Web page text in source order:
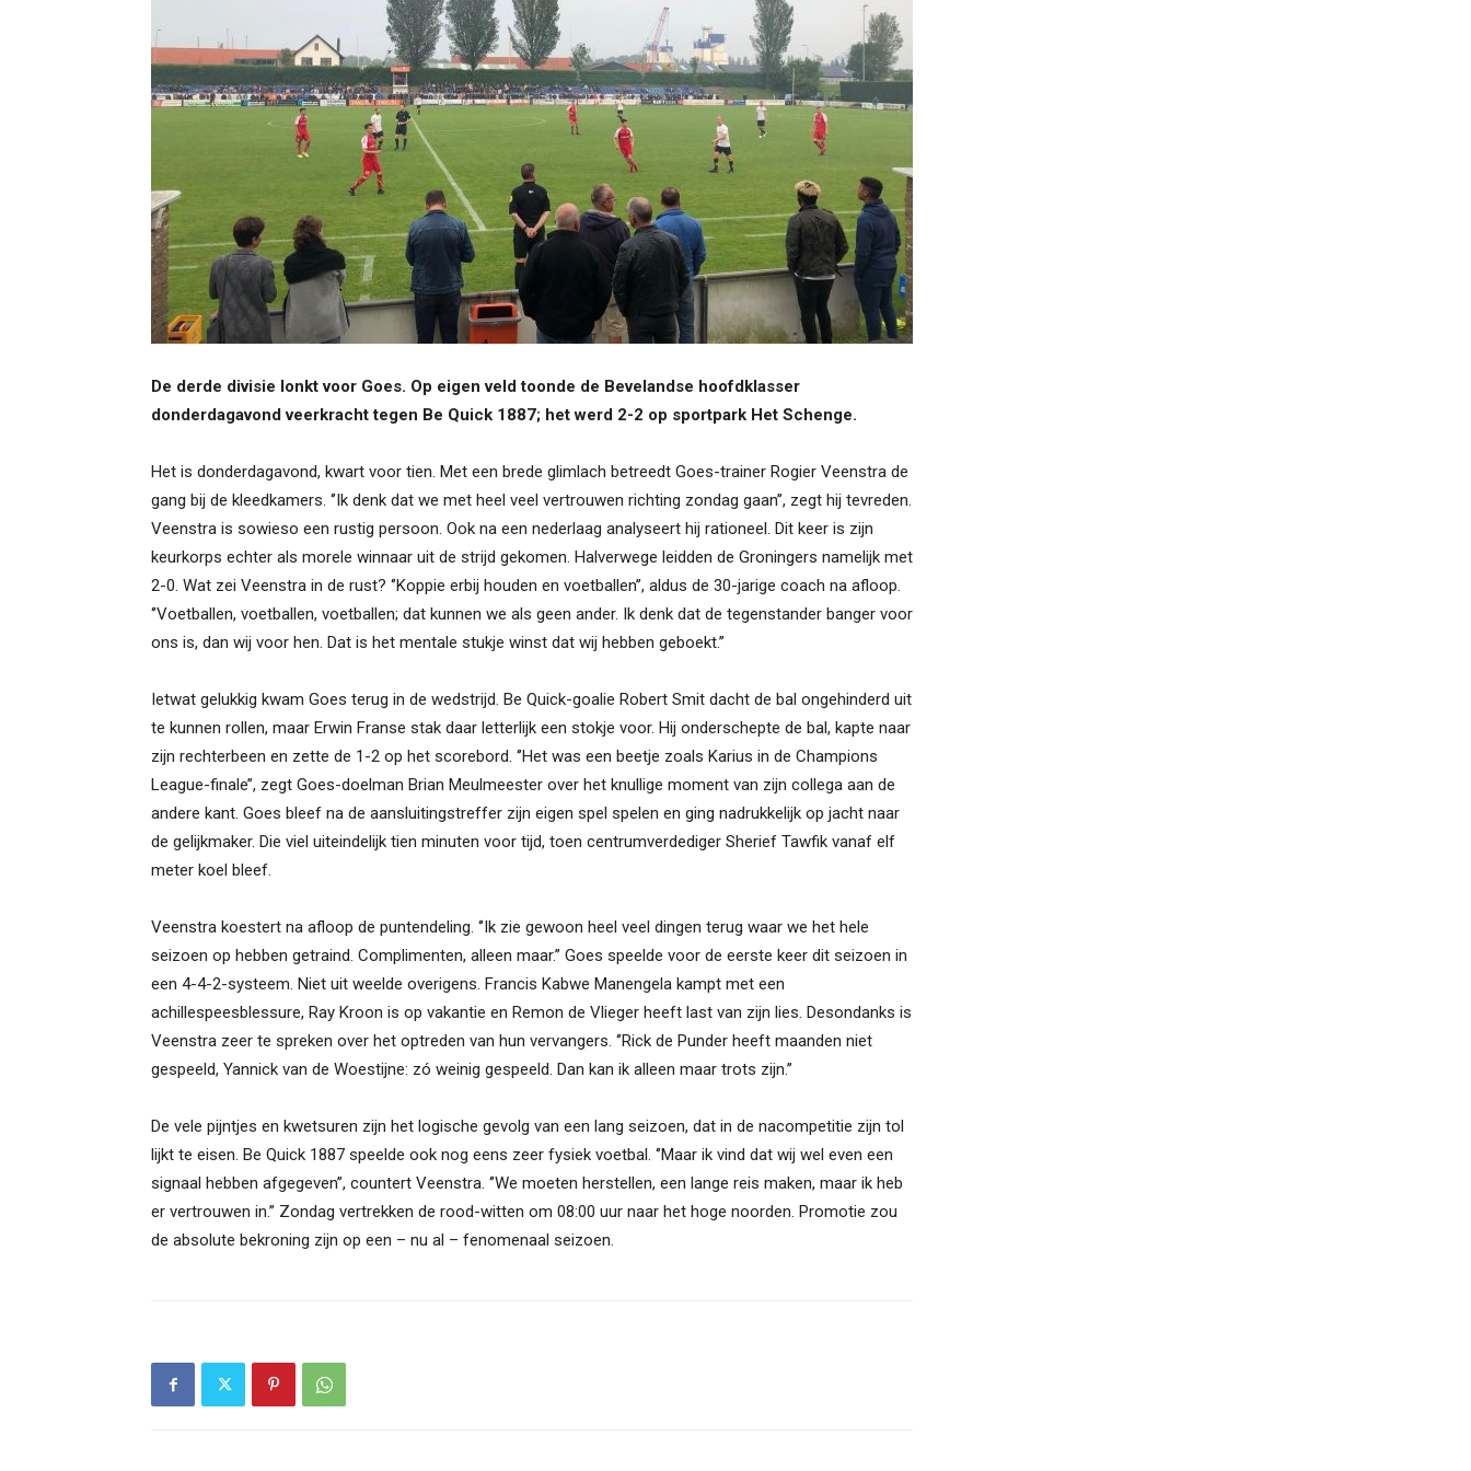
De derde divisie lonkt voor Goes. Op eigen veld toonde de Bevelandse hoofdklasser
donderdagavond veerkracht tegen Be Quick 1887; het werd 2-2 op sportpark Het Schenge.
Het is donderdagavond, kwart voor tien. Met een brede glimlach betreedt Goes-trainer Rogier Veenstra de
gang bij de kleedkamers. ‘’Ik denk dat we met heel veel vertrouwen richting zondag gaan’’, zegt hij tevreden.
Veenstra is sowieso een rustig persoon. Ook na een nederlaag analyseert hij rationeel. Dit keer is zijn
keurkorps echter als morele winnaar uit de strijd gekomen. Halverwege leidden de Groningers namelijk met
2-0. Wat zei Veenstra in de rust? ‘’Koppie erbij houden en voetballen’’, aldus de 30-jarige coach na afloop.
‘’Voetballen, voetballen, voetballen; dat kunnen we als geen ander. Ik denk dat de tegenstander banger voor
ons is, dan wij voor hen. Dat is het mentale stukje winst dat wij hebben geboekt.’’
Ietwat gelukkig kwam Goes terug in de wedstrijd. Be Quick-goalie Robert Smit dacht de bal ongehinderd uit
te kunnen rollen, maar Erwin Franse stak daar letterlijk een stokje voor. Hij onderschepte de bal, kapte naar
zijn rechterbeen en zette de 1-2 op het scorebord. ‘’Het was een beetje zoals Karius in de Champions
League-finale’’, zegt Goes-doelman Brian Meulmeester over het knullige moment van zijn collega aan de
andere kant. Goes bleef na de aansluitingstreffer zijn eigen spel spelen en ging nadrukkelijk op jacht naar
de gelijkmaker. Die viel uiteindelijk tien minuten voor tijd, toen centrumverdediger Sherief Tawfik vanaf elf
meter koel bleef.
Veenstra koestert na afloop de puntendeling. ‘’Ik zie gewoon heel veel dingen terug waar we het hele
seizoen op hebben getraind. Complimenten, alleen maar.’’ Goes speelde voor de eerste keer dit seizoen in
een 4-4-2-systeem. Niet uit weelde overigens. Francis Kabwe Manengela kampt met een
achillespeesblessure, Ray Kroon is op vakantie en Remon de Vlieger heeft last van zijn lies. Desondanks is
Veenstra zeer te spreken over het optreden van hun vervangers. ‘’Rick de Punder heeft maanden niet
gespeeld, Yannick van de Woestijne: zó weinig gespeeld. Dan kan ik alleen maar trots zijn.’’
De vele pijntjes en kwetsuren zijn het logische gevolg van een lang seizoen, dat in de nacompetitie zijn tol
lijkt te eisen. Be Quick 1887 speelde ook nog eens zeer fysiek voetbal. ‘’Maar ik vind dat wij wel even een
signaal hebben afgegeven’’, countert Veenstra. ‘’We moeten herstellen, een lange reis maken, maar ik heb
er vertrouwen in.’’ Zondag vertrekken de rood-witten om 08:00 uur naar het hoge noorden. Promotie zou
de absolute bekroning zijn op een – nu al – fenomenaal seizoen.